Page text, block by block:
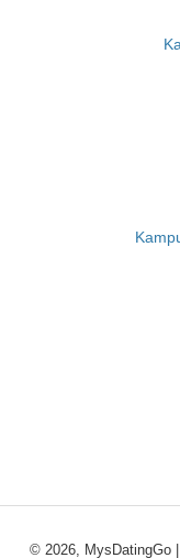
© 2026, MysDatingGo |